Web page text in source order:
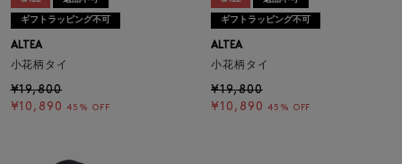
ギフトラッピング不可
ALTEA
小花柄タイ
¥19,800
¥10,890 45% OFF
ギフトラッピング不可
ALTEA
小花柄タイ
¥19,800
¥10,890 45% OFF